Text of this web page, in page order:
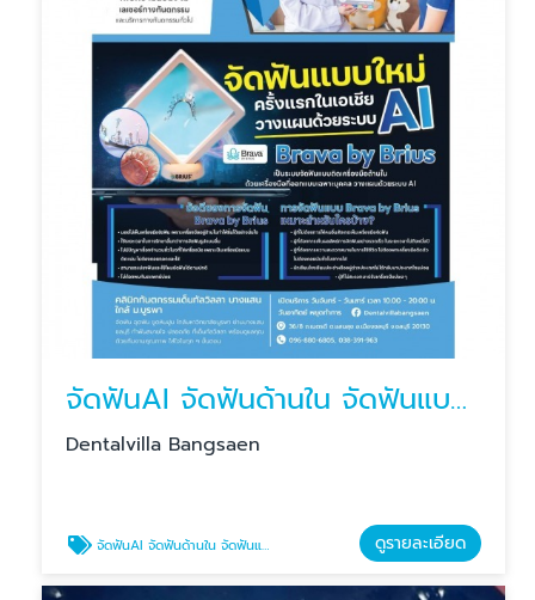
จัดฟันAI จัดฟันด้านใน จัดฟันแบบใหม่
Dentalvilla Bangsaen
จัดฟันAI จัดฟันด้านใน จัดฟันแบบใหม่ ดูรายละเอียด